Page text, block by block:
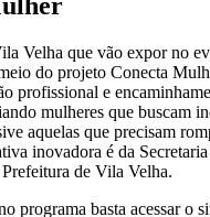
Velha que vão expor no
do projeto Conecta
profissional e
mulheres que buscam
aquelas que precisam
inovadora é da
de Vila Velha.
programa basta acessar o